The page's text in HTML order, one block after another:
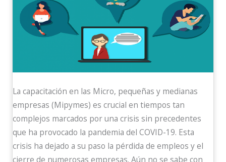
La capacitación en las Micro, pequeñas y medianas
empresas (Mipymes) es crucial en tiempos tan
complejos marcados por una crisis sin precedentes
que ha provocado la pandemia del COVID-19. Esta
crisis ha dejado a su paso la pérdida de empleos y el
cierre de numerosas empresas. Aún no se sabe con